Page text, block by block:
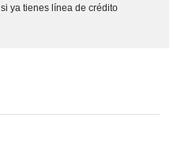
si ya tienes línea de crédito